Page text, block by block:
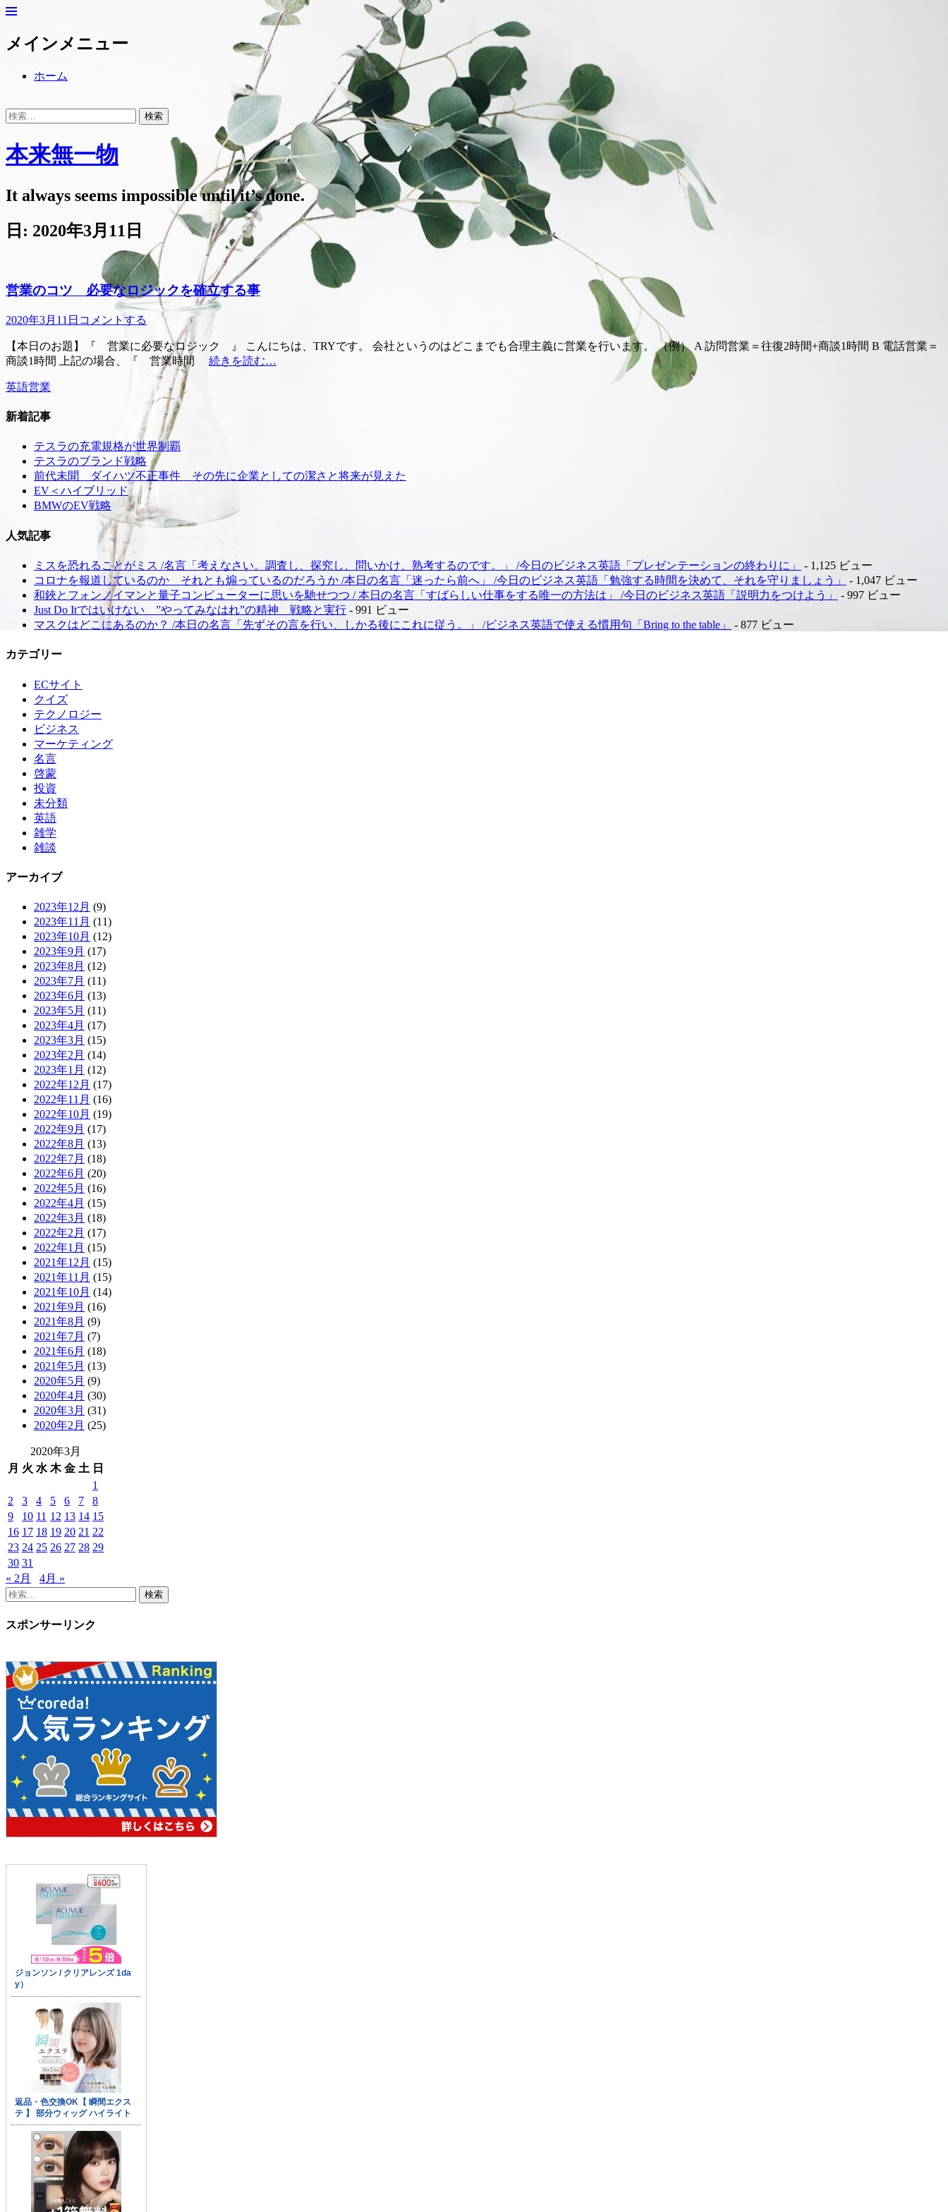
メ
ー
メインメニュー
ン
へ
ス
ッ
ホーム
ッ
ダ
サ
イ
ド
ー
コ
テ
ン
示
検
対
象:
本来無一物
It always seems impossible until it’s done.
日: 2020年3月11日
営業のコツ 必要なロジックを確立する事
投
日
2020年3月11日 コメントする
【本日のお題】『 営業に必要なロジック 』 こんにちは、TRYです。 会社というのはどこまでも合理主義に営業を行います。 （例） A 訪問営業＝往復2時間+商談1時間 B 電話営業＝
商談1時間 上記の場合、『 営業時間 続きを読む…
カ
ゴ
英語タ
営業
新着記事
テスラの充電規格が世界制覇
テスラのブランド戦略
前代未聞 ダイハツ不正事件 その先に企業としての潔さと将来が見えた
EV＜ハイブリッド
BMWのEV戦略
人気記事
ミスを恐れることがミス /名言「考えなさい。調査し、探究し、問いかけ、熟考するのです。」 /今日のビジネス英語「プレゼンテーションの終わりに」
- 1,125 ビュー
コロナを報道しているのか それとも煽っているのだろうか /本日の名言「迷ったら前へ」 /今日のビジネス英語「勉強する時間を決めて、それを守りましょう」
- 1,047 ビュー
和鋏とフォンノイマンと量子コンピューターに思いを馳せつつ / 本日の名言「すばらしい仕事をする唯一の方法は」 /今日のビジネス英語「説明力をつけよう」
- 997 ビュー
Just Do Itではいけない ”やってみなはれ”の精神 戦略と実行 - 991 ビュー
マスクはどこにあるのか？ /本日の名言「先ずその言を行い、しかる後にこれに従う。」 /ビジネス英語で使える慣用句「Bring to the table」
- 877 ビュー
カテゴリー
ECサイト
クイズ
テクノロジー
ビジネス
マーケティング
名言
啓蒙
投資
未分類
英語
雑学
雑談
アーカイブ
2023年12月 (9)
2023年11月 (11)
2023年10月 (12)
2023年9月 (17)
2023年8月 (12)
2023年7月 (11)
2023年6月 (13)
2023年5月 (11)
2023年4月 (17)
2023年3月 (15)
2023年2月 (14)
2023年1月 (12)
2022年12月 (17)
2022年11月 (16)
2022年10月 (19)
2022年9月 (17)
2022年8月 (13)
2022年7月 (18)
2022年6月 (20)
2022年5月 (16)
2022年4月 (15)
2022年3月 (18)
2022年2月 (17)
2022年1月 (15)
2021年12月 (15)
2021年11月 (15)
2021年10月 (14)
2021年9月 (16)
2021年8月 (9)
2021年7月 (7)
2021年6月 (18)
2021年5月 (13)
2020年5月 (9)
2020年4月 (30)
2020年3月 (31)
2020年2月 (25)
2020年3月
月 火 水 木 金 土 日
1
2
3 4 5 6 7
8
9
10 11 12 13 14 15
16 17 18 19 20 21 22
23 24 25 26 27 28 29
30 31
« 2月
4月 »
検
対
スポンサーリンク